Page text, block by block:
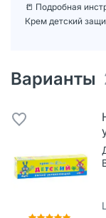
📒 Подробная
Крем детский
Варианты